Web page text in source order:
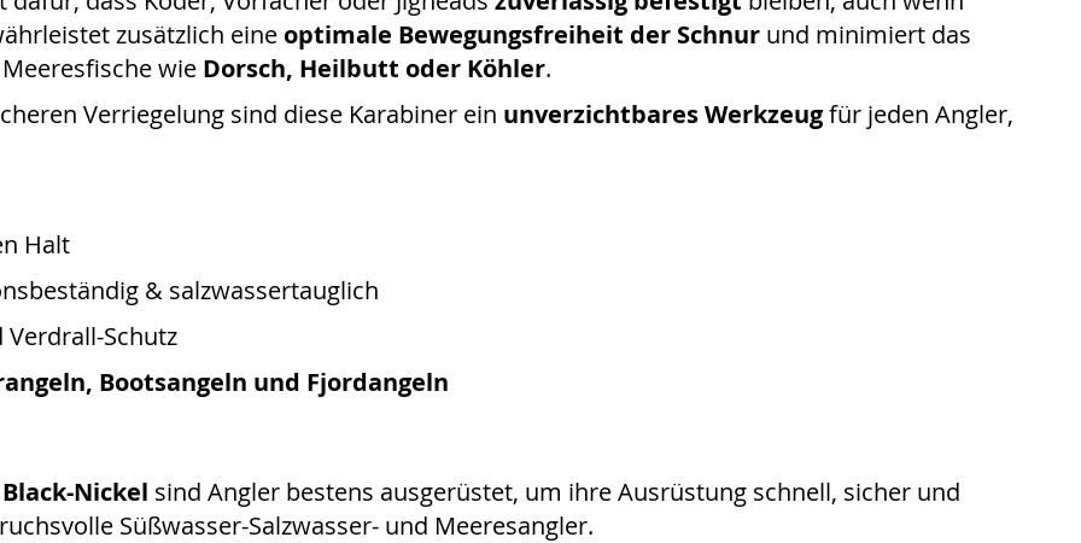
zusätzlich eine optimale Bewegungsfreiheit der Schnur und minimiert das
wie Dorsch, Heilbutt oder Köhler.
Verriegelung sind diese Karabiner ein unverzichtbares Werkzeugfür jeden Angler,
Halt
& salzwassertauglich
Schutz
Bootsangeln und Fjordangeln
Nickel sind Angler bestens ausgerüstet, um ihre Ausrüstung schnell, sicher und
Süßwasser-Salzwasser- und Meeresangler.